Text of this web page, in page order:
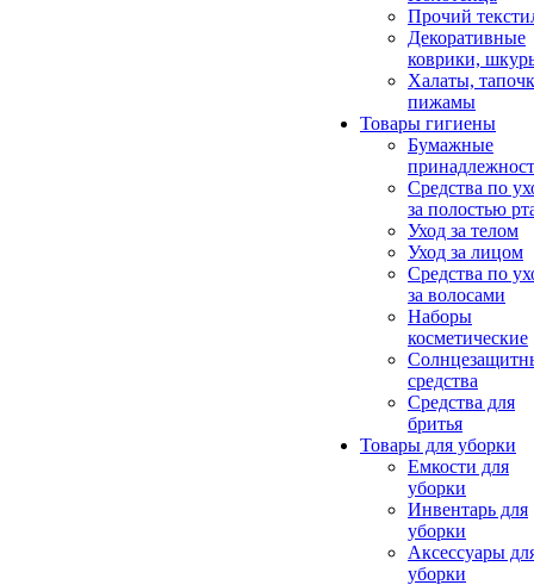
Прочий
Декоративные
коврики,
Халаты,
пижамы
Товары гигиены
Бумажные
Средства по
за полостью
Уход за телом
Уход за лицом
Средства по
за волосами
Наборы
косметические
средства
Средства для
бритья
Товары для уборки
Емкости для
уборки
Инвентарь для
уборки
Аксессуары
уборки